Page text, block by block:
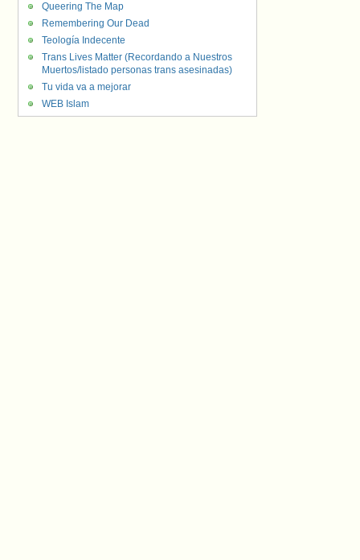
Queering The Map
Remembering Our Dead
Teología Indecente
Trans Lives Matter (Recordando a Nuestros
Muertos/listado personas trans asesinadas)
Tu vida va a mejorar
WEB Islam